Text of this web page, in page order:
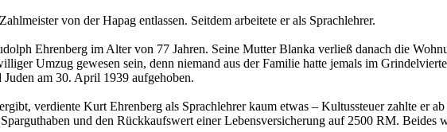
von der Hapag entlassen. Seitdem arbeitete er als Sprachlehrer.
Ehrenberg im Alter von 77 Jahren. Seine Mutter Blanka verließ danach die
Umzug gewesen sein, denn niemand aus der Familie hatte jemals im
am 30. April 1939 aufgehoben.
verdiente Kurt Ehrenberg als Sprachlehrer kaum etwas – Kultussteuer zahlte er
und den Rückkaufswert einer Lebensversicherung auf 2500 RM. Beides